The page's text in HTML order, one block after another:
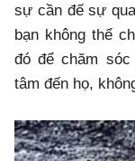
sự cần đế sự
bạn không thể
đó để chăm
tâm đến họ,